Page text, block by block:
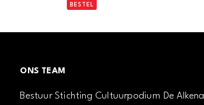
BESTEL
ONS TEAM
Bestuur Stichting Cultuurpodium De